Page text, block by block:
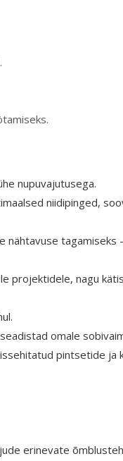
nupuvajutusega.
niidipinged,
nähtavuse tagamiseks
projektidele, nagu
omale
pintsetide ja
erinevate